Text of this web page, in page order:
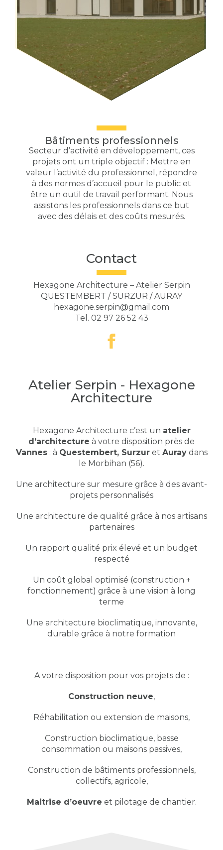
Bâtiments professionnels
Secteur d’activité en développement, ces
projets ont un triple objectif : Mettre en
valeur l’activité du professionnel, répondre
à des normes d’accueil pour le public et
être un outil de travail performant. Nous
assistons les professionnels dans ce but
avec des délais et des coûts mesurés.
Contact
Hexagone Architecture – Atelier Serpin
QUESTEMBERT / SURZUR / AURAY
hexagone.serpin@gmail.com
Tel. 02 97 26 52 43
Atelier Serpin - Hexagone
Architecture
Hexagone Architecture c’est un atelier
d’architecture à votre disposition près de
Vannes: à Questembert, Surzuret Auraydans
le Morbihan (56).
Une architecture sur mesure grâce à des avant-
projets personnalisés
Une architecture de qualité grâce à nos artisans
partenaires
Un rapport qualité prix élevé et un budget
respecté
Un coût global optimisé (construction +
fonctionnement) grâce à une vision à long
terme
Une architecture bioclimatique, innovante,
durable grâce à notre formation
A votre disposition pour vos projets de :
Construction neuve,
Réhabilitation ou extension de maisons,
Construction bioclimatique, basse
consommation ou maisons passives,
Construction de bâtiments professionnels,
collectifs, agricole,
Maitrise d’oeuvre et pilotage de chantier.